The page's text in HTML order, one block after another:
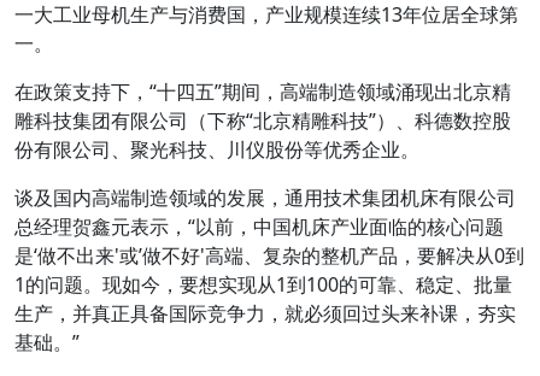
一大工业母机生产与消费国，产业规模连续13年位居全球第
一。
在政策支持下，“十四五”期间，高端制造领域涌现出北京精
雕科技集团有限公司（下称“北京精雕科技”）、科德数控股
份有限公司、聚光科技、川仪股份等优秀企业。
谈及国内高端制造领域的发展，通用技术集团机床有限公司
总经理贺鑫元表示，“以前，中国机床产业面临的核心问题
是‘做不出来'或’做不好'高端、复杂的整机产品，要解决从0到
1的问题。现如今，要想实现从1到100的可靠、稳定、批量
生产，并真正具备国际竞争力，就必须回过头来补课，夯实
基础。”